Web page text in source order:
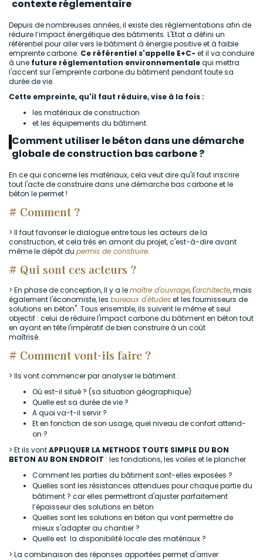
contexte réglementaire
Depuis de nombreuses années, il existe des réglementations afin de
réduire l’impact énergétique des bâtiments. L'Etat a défini un
référentiel pour aller vers le bâtiment à énergie positive et à faible
empreinte carbone. Ce référentiel s'appelle E+C- et il va conduire
à une future réglementation environnementalequi mettra
l'accent sur l'empreinte carbone du bâtiment pendant toute sa
durée de vie.
Cette empreinte, qu'il faut réduire, vise à la fois :
les matériaux de construction
et les équipements du bâtiment.
Comment utiliser le béton dans une démarche
globale de construction bas carbone ?
En ce qui concerne les matériaux, cela veut dire qu'il faut inscrire
tout l'acte de construire dans une démarche bas carbone et le
béton le permet !
# Comment ?
> Il faut favoriser le dialogue entre tous les acteurs de la
construction, et cela très en amont du projet, c'est-à-dire avant
même le dépôt du permis de construire.
# Qui sont ces acteurs ?
> En phase de conception, Il y a lemaître d'ouvrage, l'architecte, mais
également l'économiste, les bureaux d'étudeset les fournisseurs de
solutions en béton". Tous ensemble, ils suivent le même et seul
objectif : celui de réduire l'impact carbone du bâtiment en béton tout
en ayant en tête l'impératif de bien construire à un coût
maîtrisé.
# Comment vont-ils faire ?
> Ils vont commencer par analyser le bâtiment :
Où est-il situé ? (sa situation géographique)
Quelle est sa durée de vie ?
A quoi va-t-il servir ?
Et en fonction de son usage, quel niveau de confort attend-
on ?
> Et ils vontAPPLIQUER LA METHODE TOUTE SIMPLE DU BON
BETON AU BON ENDROIT : les fondations, les voiles et le plancher
Comment les parties du bâtiment sont-elles exposées ?
Quelles sont les résistances attendues pour chaque partie du
bâtiment ? car elles permettront d'ajuster parfaitement
l’épaisseur des solutions en béton
Quelles sont les solutions en béton qui vont permettre de
mieux s'adapter au chantier ?
Quelle est la disponibilité locale des matériaux ?
> La combinaison des réponses apportées permet d'arriver